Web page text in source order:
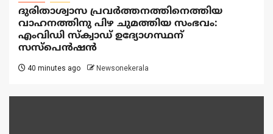
ദുരിതാശ്വാസ പ്രവർത്തനത്തിനെത്തിയ
വാഹനത്തിനു പിഴ ചുമത്തിയ സംഭവം:
എംവിഡി സ്ക്വാഡ് ഉദ്യോഗസ്ഥന്
സസ്പെൻഷൻ
40 minutes ago Newsonekerala